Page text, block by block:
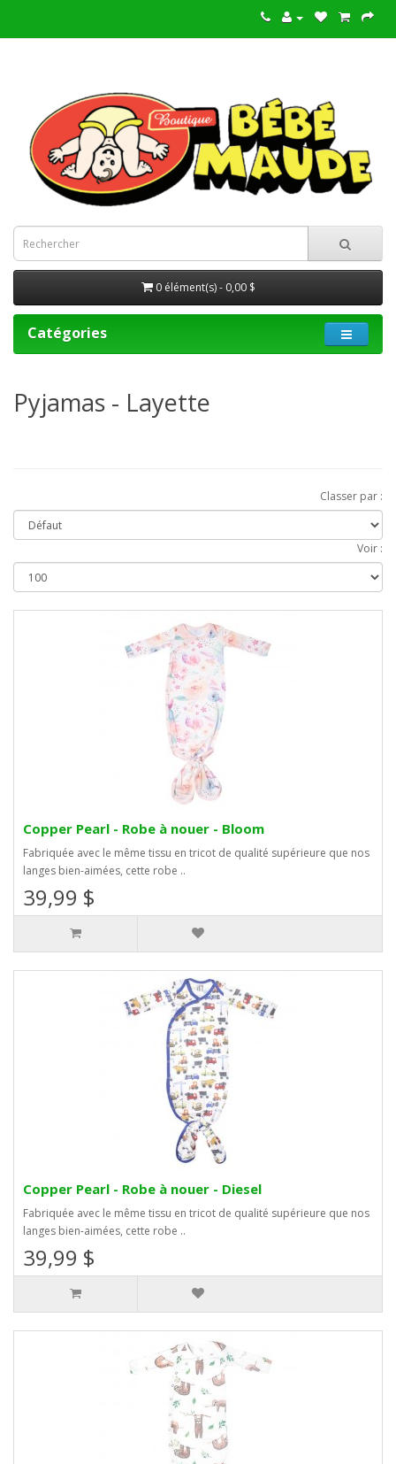
0 élément(s) - 0,00 $
Catégories
Pyjamas - Layette
Classer par :
Voir :
Copper Pearl - Robe à nouer - Bloom
Fabriquée avec le même tissu en tricot de qualité supérieure que nos
langes bien-aimées, cette robe ..
39,99 $
Copper Pearl - Robe à nouer - Diesel
Fabriquée avec le même tissu en tricot de qualité supérieure que nos
langes bien-aimées, cette robe ..
39,99 $